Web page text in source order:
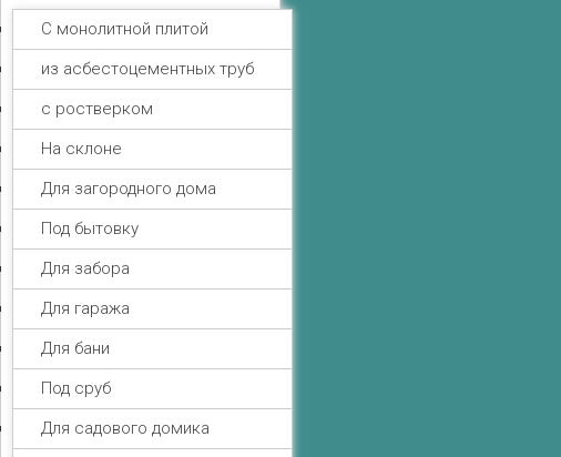
С монолитной плитой
из асбестоцементных труб
с ростверком
На склоне
Для загородного дома
Под бытовку
Для забора
Для гаража
Для бани
Под сруб
Для садового домика